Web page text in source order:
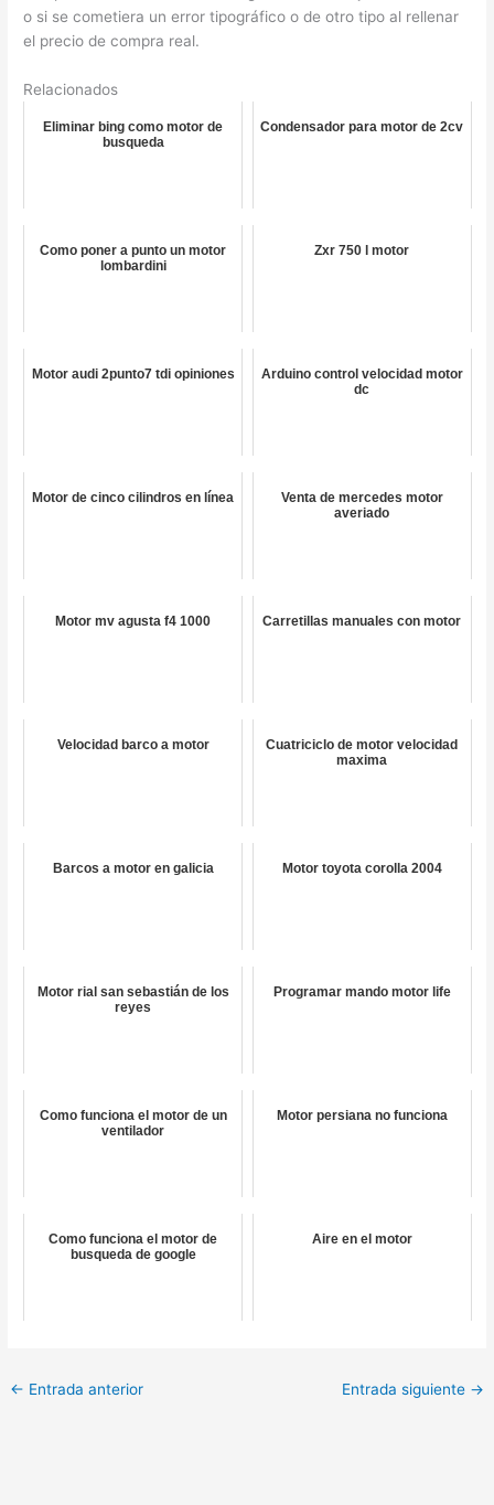
o si se cometiera un error tipográfico o de otro tipo al rellenar
el precio de compra real.
Relacionados
Eliminar bing como motor de
busqueda
Condensador para motor de 2cv
Como poner a punto un motor
lombardini
Zxr 750 l motor
Motor audi 2punto7 tdi opiniones
Arduino control velocidad motor
dc
Motor de cinco cilindros en línea
Venta de mercedes motor
averiado
Motor mv agusta f4 1000 Carretillas manuales con motor
Velocidad barco a motor
Cuatriciclo de motor velocidad
maxima
Barcos a motor en galicia Motor toyota corolla 2004
Motor rial san sebastián de los
reyes
Programar mando motor life
Como funciona el motor de un
ventilador
Motor persiana no funciona
Como funciona el motor de
busqueda de google
Aire en el motor
← Entrada anterior Entrada siguiente →